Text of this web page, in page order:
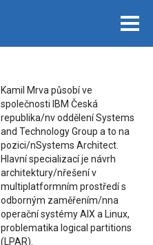
Kamil Mrva působí ve
společnosti IBM Česká
republika/nv oddělení Systems
and Technology Group a to na
pozici/nSystems Architect.
Hlavní specializací je návrh
architektury/nřešení v
multiplatformním prostředí s
odborným zaměřením/nna
operační systémy AIX a Linux,
problematika logical partitions
(LPAR).